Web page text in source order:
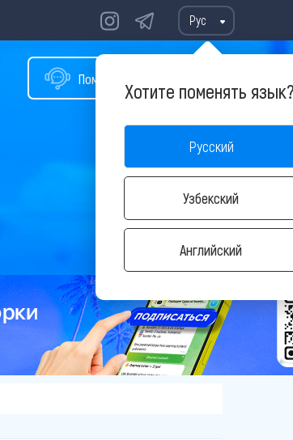
Рус
Хотите поменять
Русский
Узбекский
Английский
Помощь в подборе тура